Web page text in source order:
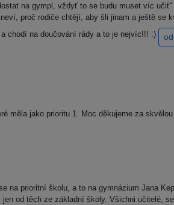
na gympl, vždyť to se budu muset víc
proč rodiče chtějí, aby šli jinam a ještě se
chodí na doučování rády a to je nejvíc!!! :)
měla jako prioritu 1. Moc děkujeme za
na prioritní školu, a to na gymnázium Jana
od těch ze základní školy. Všichni učitelé,